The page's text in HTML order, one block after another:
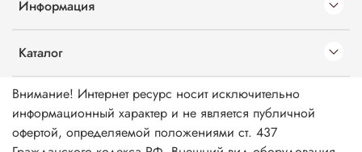
Информация
Каталог
Внимание! Интернет ресурс носит исключительно
информационный характер и не является публичной
офертой, определяемой положениями ст. 437